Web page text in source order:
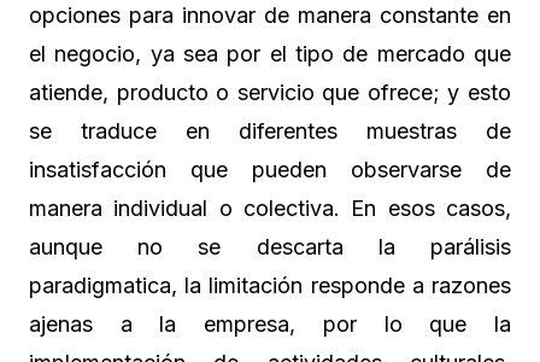
opciones para innovar de manera constante en
el negocio, ya sea por el tipo de mercado que
atiende, producto o servicio que ofrece; y esto
se traduce en diferentes muestras de
insatisfacción que pueden observarse de
manera individual o colectiva. En esos casos,
aunque no se descarta la parálisis
paradigmatica, la limitación responde a razones
ajenas a la empresa, por lo que la